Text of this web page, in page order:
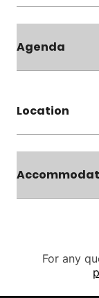
Agenda
Location
For any